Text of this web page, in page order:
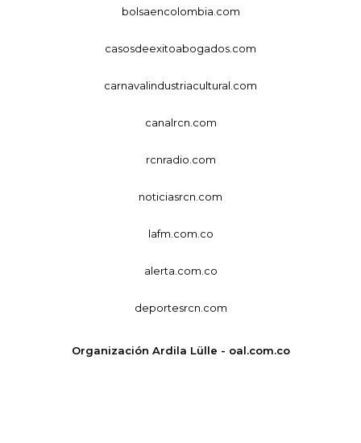
bolsaencolombia.com
casosdeexitoabogados.com
carnavalindustriacultural.com
canalrcn.com
rcnradio.com
noticiasrcn.com
lafm.com.co
alerta.com.co
deportesrcn.com
Organización Ardila Lülle - oal.com.co